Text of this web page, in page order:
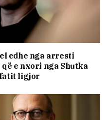
edhe nga arresti
e nxori nga Shutka
ligjor